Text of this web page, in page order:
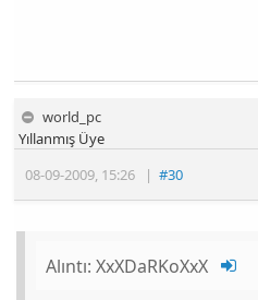
world_pc
08-09-2009, 15:26 |#30
Yıllanmış Üye
Alıntı:XxXDaRKoXxX